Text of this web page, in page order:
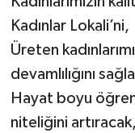
Kadınlar Lokali’ni,
Üreten
devamlılığını
Hayat boyu
niteliğini